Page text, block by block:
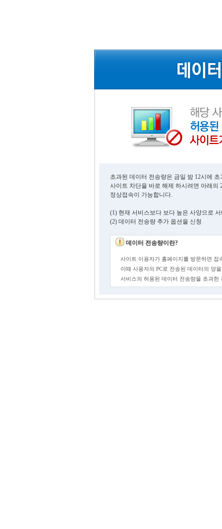
초과된 데이터 전송량은 금일 밤 12시에
사이트 차단을 바로 해제 하시려면 아래의
정상접속이 가능합니다.
(1) 현재 서비스보다 보다 높은 사양으로
(2) 데이터 전송량 추가 옵션을 신청
데이터 전송량이란?
사이트 이용자가 홈페이지를 방문하면 접
이때 사용자의 PC로 전송된 데이터의 양
서비스의 허용된 데이터 전송량을 초과